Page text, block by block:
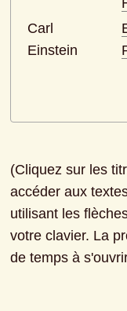
Carl
Einstein
(Cliquez sur les
accéder aux
utilisant les
votre clavier. La
de temps à